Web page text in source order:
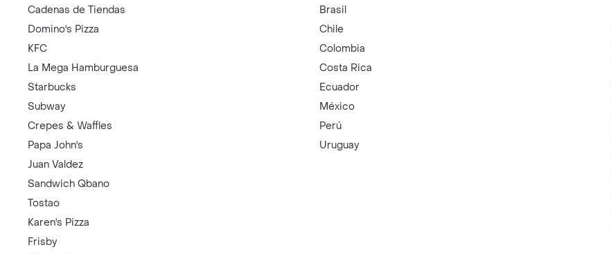
Cadenas de Tiendas
Domino's Pizza
KFC
La Mega Hamburguesa
Starbucks
Subway
Crepes & Waffles
Papa John's
Juan Valdez
Sandwich Qbano
Tostao
Karen's Pizza
Frisby
Brasil
Chile
Colombia
Costa Rica
Ecuador
México
Perú
Uruguay